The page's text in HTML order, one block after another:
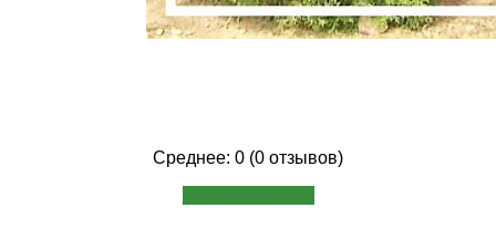
Среднее: 0 (0 отзывов)